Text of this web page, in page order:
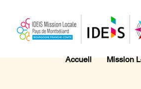
Accueil Mission